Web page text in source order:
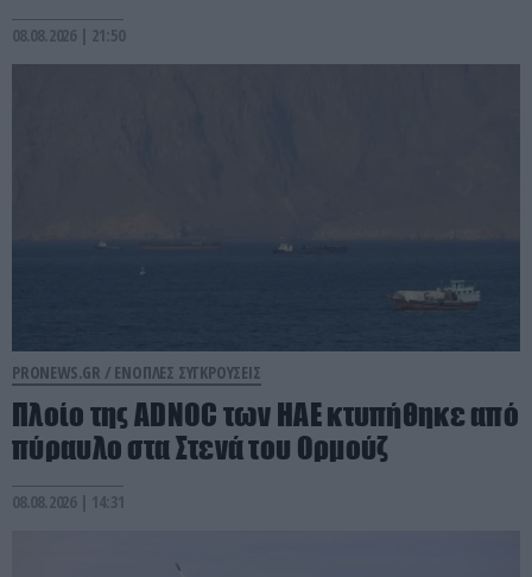
08.08.2026 | 21:50
PRONEWS.GR / ΕΝΟΠΛΕΣ ΣΥΓΚΡΟΥΣΕΙΣ
Πλοίο της ADNOC των ΗΑΕ κτυπήθηκε από
πύραυλο στα Στενά του Ορμούζ
08.08.2026 | 14:31